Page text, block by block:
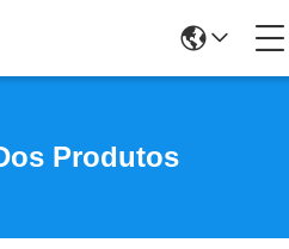
Produtos